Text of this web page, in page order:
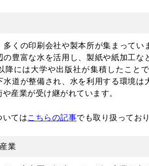
多くの印刷会社や製本所が集まってい
の豊富な水を活用し、製紙や紙加工な
降には大学や出版社が集積したこと
水道が整備され、水を利用する環境は
産業が受け継がれています。
いてはこちらの記事でも取り扱っており
業